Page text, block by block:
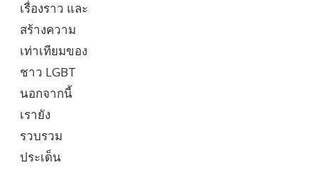
เรื่องราว และ
สร้างความ
เท่าเทียมของ
ชาว LGBT
นอกจากนี้
เรายัง
รวบรวม
ประเด็น